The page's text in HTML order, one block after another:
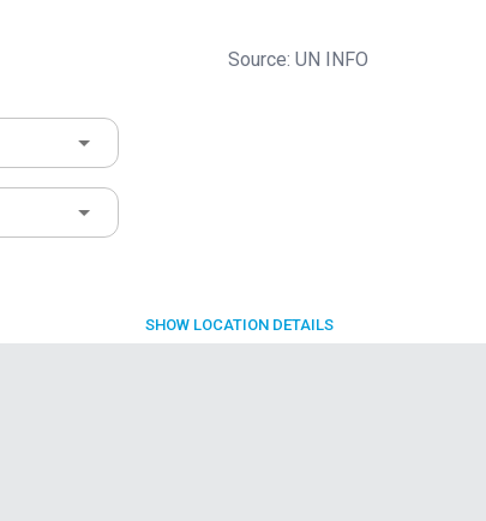
Source: UN INFO
SHOW LOCATION DETAILS